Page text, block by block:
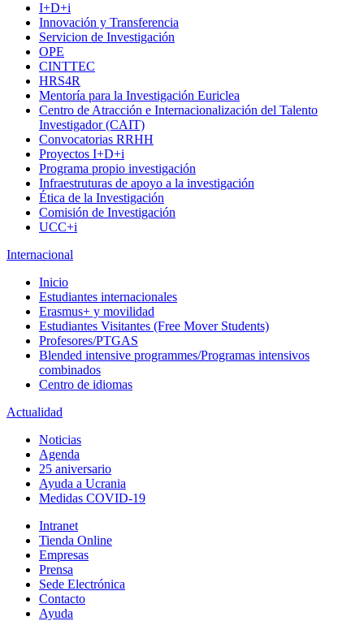
I+D+i
Innovación y Transferencia
Servicion de Investigación
OPE
CINTTEC
HRS4R
Mentoría para la Investigación Euriclea
Centro de Atracción e Internacionalización del Talento
Investigador (CAIT)
Convocatorias RRHH
Proyectos I+D+i
Programa propio investigación
Infraestruturas de apoyo a la investigación
Ética de la Investigación
Comisión de Investigación
UCC+i
Internacional
Inicio
Estudiantes internacionales
Erasmus+ y movilidad
Estudiantes Visitantes (Free Mover Students)
Profesores/PTGAS
Blended intensive programmes/Programas intensivos
combinados
Centro de idiomas
Actualidad
Noticias
Agenda
25 aniversario
Ayuda a Ucrania
Medidas COVID-19
Intranet
Tienda Online
Empresas
Prensa
Sede Electrónica
Contacto
Ayuda